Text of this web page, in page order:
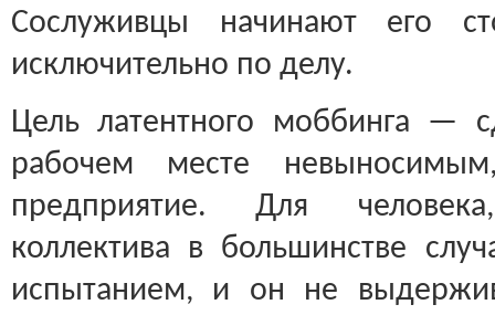
Сослуживцы начинают его
исключительно по делу.
Цель латентного моббинга —
рабочем месте
предприятие. Для
коллектива в большинстве
испытанием, и он не